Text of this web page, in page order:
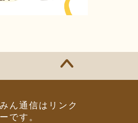
ん通信はリンク
です。